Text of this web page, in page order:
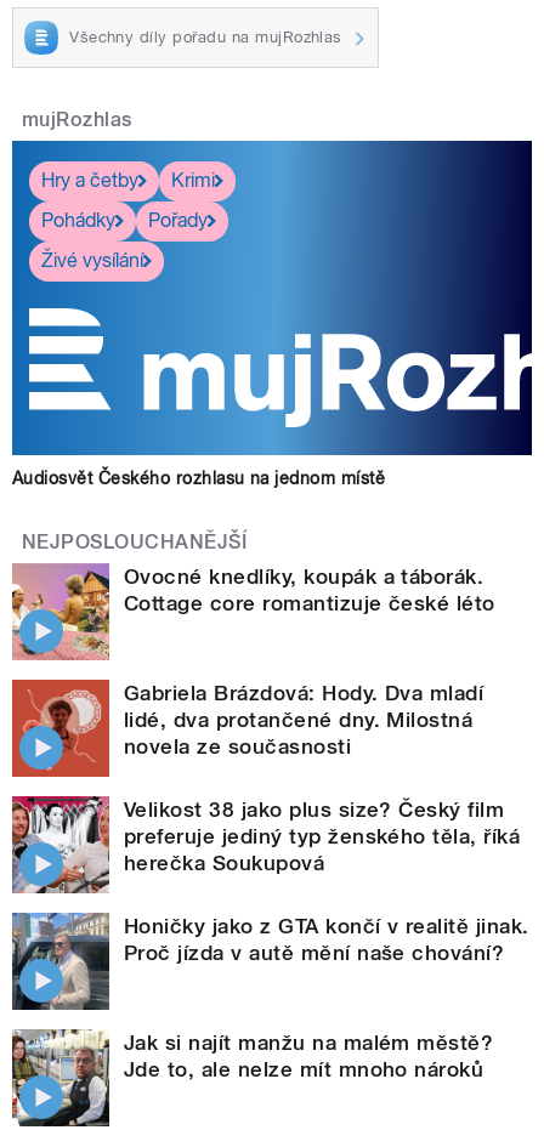
Všechny díly pořadu na mujRozhlas
mujRozhlas
Hry a četby
Krimi
Pohádky
Pořady
Živé vysílání
Audiosvět Českého rozhlasu na jednom místě
NEJPOSLOUCHANĚJŠÍ
Ovocné knedlíky, koupák a táborák.
Cottage core romantizuje české léto
Gabriela Brázdová: Hody. Dva mladí
lidé, dva protančené dny. Milostná
novela ze současnosti
Velikost 38 jako plus size? Český film
preferuje jediný typ ženského těla, říká
herečka Soukupová
Honičky jako z GTA končí v realitě jinak.
Proč jízda v autě mění naše chování?
Jak si najít manžu na malém městě?
Jde to, ale nelze mít mnoho nároků